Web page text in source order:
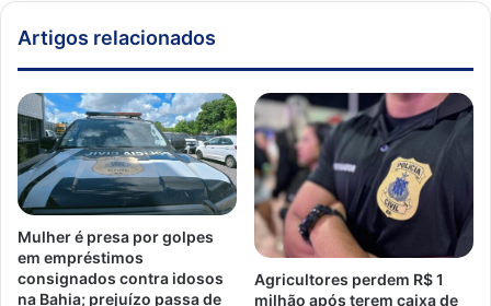
Artigos relacionados
Mulher é presa por golpes
em empréstimos
consignados contra idosos
na Bahia; prejuízo passa de
Agricultores perdem R$ 1
milhão após terem caixa de